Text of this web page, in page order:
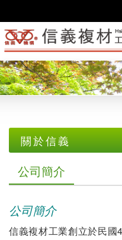
關於信義
公司簡介
公司沿革
公司簡介
公司簡介
信義複材工業創立於民國